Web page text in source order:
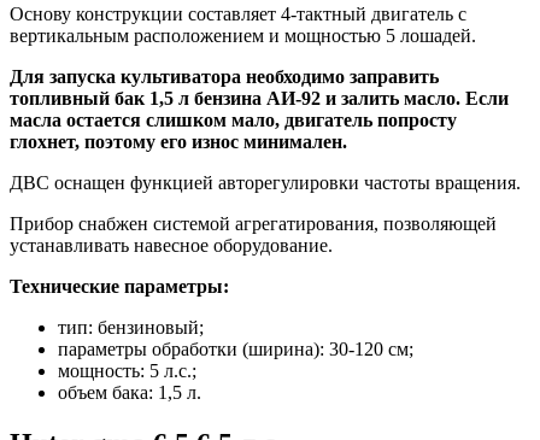
Основу конструкции составляет 4-тактный двигатель с
вертикальным расположением и мощностью 5 лошадей.
Для запуска культиватора необходимо заправить
топливный бак 1,5 л бензина АИ-92 и залить масло. Если
масла остается слишком мало, двигатель попросту
глохнет, поэтому его износ минимален.
ДВС оснащен функцией авторегулировки частоты вращения.
Прибор снабжен системой агрегатирования, позволяющей
устанавливать навесное оборудование.
Технические параметры:
тип: бензиновый;
параметры обработки (ширина): 30-120 см;
мощность: 5 л.с.;
объем бака: 1,5 л.